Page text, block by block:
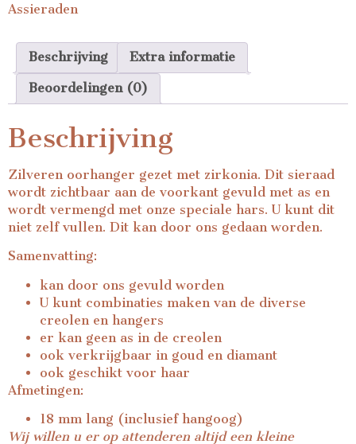
Assieraden
Beschrijving Extra informatie
Beoordelingen (0)
Beschrijving
Zilveren oorhanger gezet met zirkonia. Dit sieraad
wordt zichtbaar aan de voorkant gevuld met as en
wordt vermengd met onze speciale hars. U kunt dit
niet zelf vullen. Dit kan door ons gedaan worden.
Samenvatting:
kan door ons gevuld worden
U kunt combinaties maken van de diverse
creolen en hangers
er kan geen as in de creolen
ook verkrijgbaar in goud en diamant
ook geschikt voor haar
Afmetingen:
18 mm lang (inclusief hangoog)
Wij willen u er op attenderen altijd een kleine